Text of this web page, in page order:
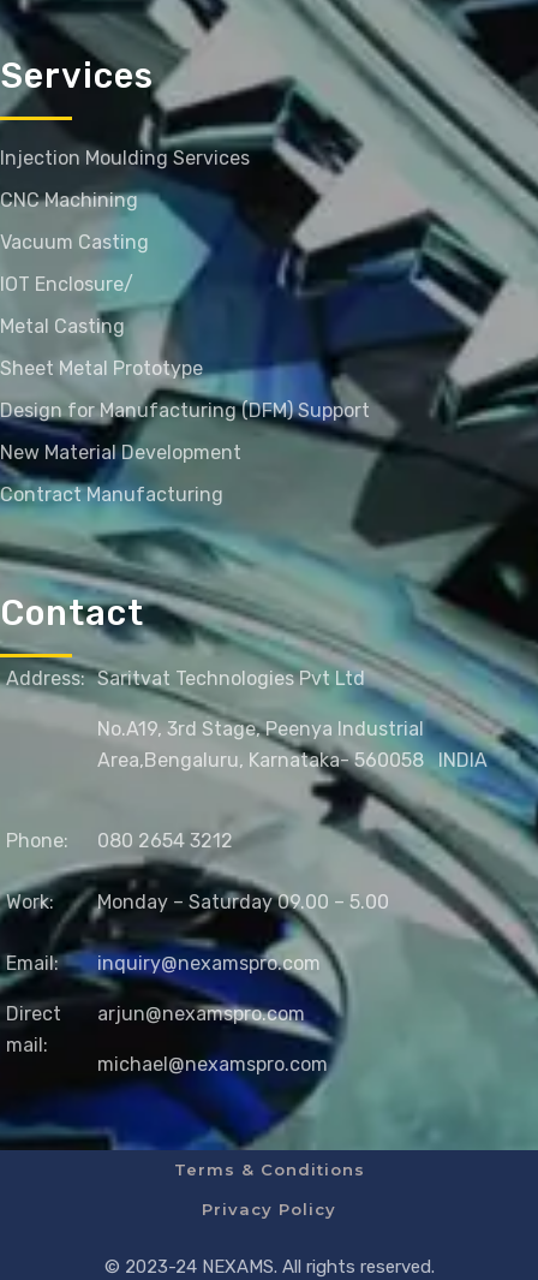
Services
Injection Moulding Services
CNC Machining
Vacuum Casting
IOT Enclosure/
Metal Casting
Sheet Metal Prototype
Design for Manufacturing (DFM) Support
New Material Development
Contract Manufacturing
Contact
Address: Saritvat Technologies Pvt Ltd
No.A19, 3rd Stage, Peenya Industrial
Area,Bengaluru, Karnataka- 560058INDIA
Phone: 080 2654 3212
Work: Monday – Saturday 09.00 – 5.00
Email:
Direct
mail:
inquiry@nexamspro.com
arjun@nexamspro.com
michael@nexamspro.com
Terms & Conditions
Privacy Policy
© 2023-24 NEXAMS. All rights reserved.